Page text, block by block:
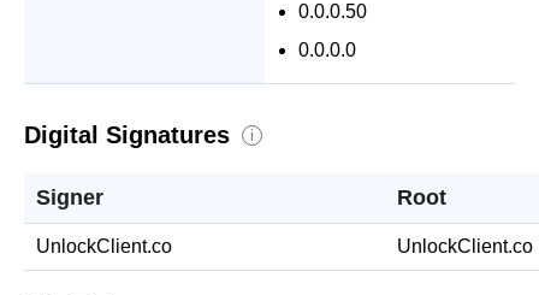
0.0.0.50
0.0.0.0
Digital Signatures i
Signer Root
UnlockClient.co UnlockClient.co